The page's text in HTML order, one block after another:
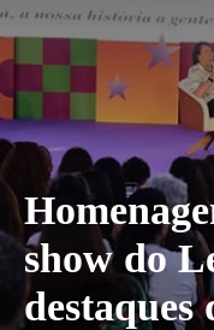
show do
destaques